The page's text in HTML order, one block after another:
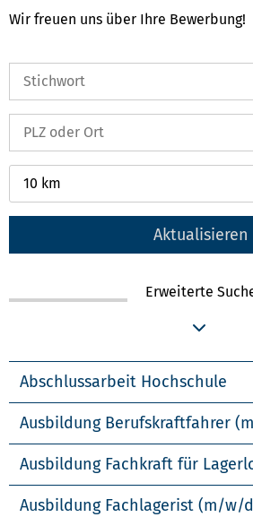
Wir freuen uns über Ihre Bewerbung!
10 km
Aktualisieren
Erweiterte
Abschlussarbeit Hochschule
Ausbildung Berufskraftfahrer
Ausbildung Fachkraft für
Ausbildung Fachlagerist (m/w/